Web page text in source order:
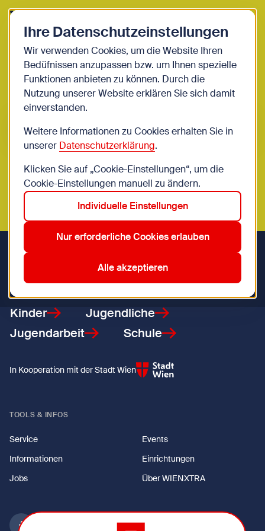
Zurück zur Startseite Zum
Jugendliche
Events
Suche im Bereich “Jugendliche”
Suchen
Veranstaltungen in Wien im Bereich
“Jugendliche”
Aktive Filter:
20. Brigittenau Zurücksetzen
Zurück zur Startseite
Kinder
Jugendliche
Jugendarbeit
Schule
In Kooperation mit der Stadt Wien
TOOLS & INFOS
Service
Events
Informationen
Einrichtungen
Jobs
Über WIENXTRA
Ihre Datenschutzeinstellungen
Wir verwenden Cookies, um die Website Ihren
Bedüfnissen anzupassen bzw. um Ihnen spezielle
Funktionen anbieten zu können. Durch die
Nutzung unserer Website erklären Sie sich damit
einverstanden.
Weitere Informationen zu Cookies erhalten Sie in
unserer Datenschutzerklärung.
Klicken Sie auf „Cookie-Einstellungen“, um die
Cookie-Einstellungen manuell zu ändern.
Individuelle Einstellungen
Nur erforderliche Cookies erlauben
Alle akzeptieren